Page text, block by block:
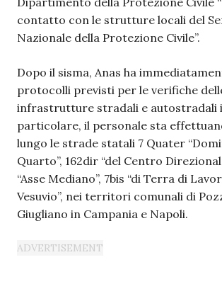
contatto con le strutture locali del
Nazionale della Protezione Civile”.
Dopo il sisma, Anas ha
protocolli previsti per le verifiche
infrastrutture stradali e autostradali
particolare, il personale sta
lungo le strade statali 7 Quater
Quarto”, 162dir “del Centro
“Asse Mediano”, 7bis “di Terra di
Vesuvio”, nei territori comunali di
Giugliano in Campania e Napoli.